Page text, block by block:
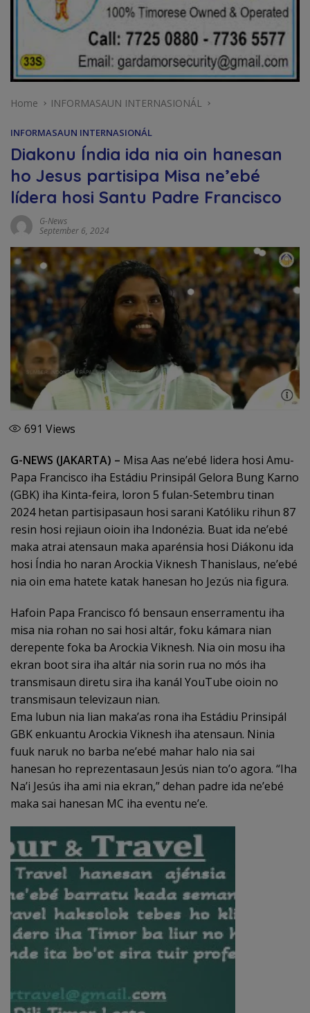
Home INFORMASAUN INTERNASIONÁL
INFORMASAUN INTERNASIONÁL
Diakonu Índia ida nia oin hanesan
ho Jesus partisipa Misa ne’ebé
lídera hosi Santu Padre Francisco
G-News
September 6, 2024
691 Views
G-NEWS (JAKARTA) – Misa Aas ne’ebé lidera hosi Amu-
Papa Francisco iha Estádiu Prinsipál Gelora Bung Karno
(GBK) iha Kinta-feira, loron 5 fulan-Setembru tinan
2024 hetan partisipasaun hosi sarani Katóliku rihun 87
resin hosi rejiaun oioin iha Indonézia. Buat ida ne’ebé
maka atrai atensaun maka aparénsia hosi Diákonu ida
hosi Índia ho naran Arockia Viknesh Thanislaus, ne’ebé
nia oin ema hatete katak hanesan ho Jezús nia figura.
Hafoin Papa Francisco fó bensaun enserramentu iha
misa nia rohan no sai hosi altár, foku kámara nian
derepente foka ba Arockia Viknesh. Nia oin mosu iha
ekran boot sira iha altár nia sorin rua no mós iha
transmisaun diretu sira iha kanál YouTube oioin no
transmisaun televizaun nian.
Ema lubun nia lian maka’as rona iha Estádiu Prinsipál
GBK enkuantu Arockia Viknesh iha atensaun. Ninia
fuuk naruk no barba ne’ebé mahar halo nia sai
hanesan ho reprezentasaun Jesús nian to’o agora. “Iha
Na’i Jesús iha ami nia ekran,” dehan padre ida ne’ebé
maka sai hanesan MC iha eventu ne’e.